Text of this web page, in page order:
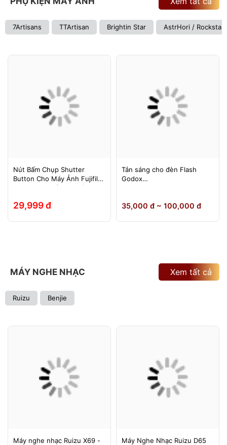
7Artisans TTArtisan Brightin Star AstrHori / Rockstar
Nút Bấm Chụp Shutter
Button Cho Máy Ảnh Fujifilm
Leica Contax (Ren Xoáy)
29,999 đ
Tản sáng cho đèn Flash
Godox
860III, Yongnuo 560II/565EX,
35,000 đ ~ 100,000 đ
MÁY NGHE NHẠC
Ruizu Benjie
Xem tất cả
Máy nghe nhạc Ruizu X69 -
Máy Nghe Nhạc Ruizu D65